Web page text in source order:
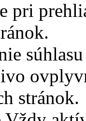
pri
stránok.